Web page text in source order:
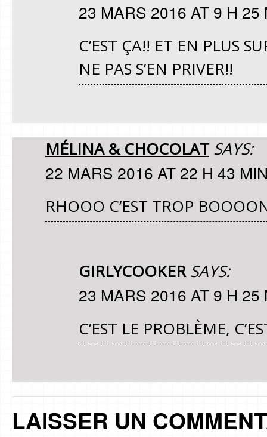
23 MARS 2016 AT 9 H 25
C’EST ÇA!! ET EN PLUS
NE PAS S’EN PRIVER!!
MÉLINA & CHOCOLAT SAYS:
22 MARS 2016 AT 22 H 43
RHOOO C’EST TROP
GIRLYCOOKER SAYS:
23 MARS 2016 AT 9 H 25
C’EST LE PROBLÈME,
LAISSER UN